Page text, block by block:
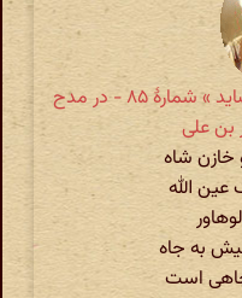
ابوالفرج رونی » دیوان اشعار » قصاید » شمارهٔ ۸۵ - در مدح
بن علی
شاه
الله
به جاه
است